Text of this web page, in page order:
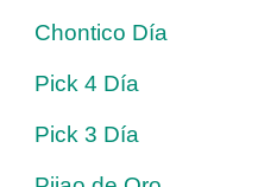
Chontico Día
Pick 4 Día
Pick 3 Día